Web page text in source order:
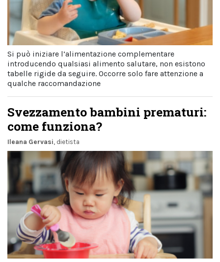
Si può iniziare l’alimentazione complementare
introducendo qualsiasi alimento salutare, non esistono
tabelle rigide da seguire. Occorre solo fare attenzione a
qualche raccomandazione
Svezzamento bambini prematuri:
come funziona?
Ileana Gervasi , dietista